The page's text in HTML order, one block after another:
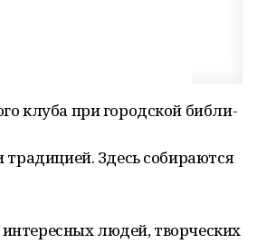
клуба при городской библи-
традицией. Здесь собираются
людей, творческих